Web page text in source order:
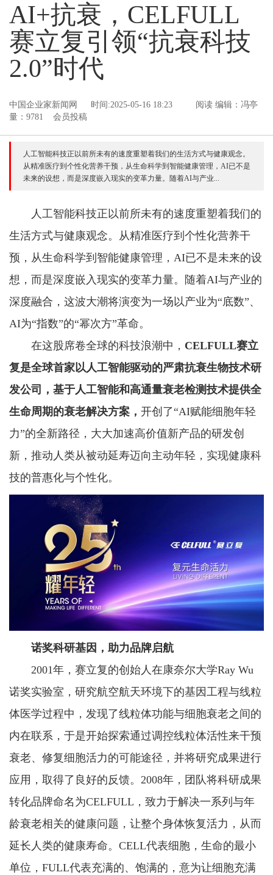
AI+抗衰，CELFULL
赛立复引领“抗衰科技
2.0”时代
中国企业家新闻网 时间:2025-05-16 18:23 编辑：冯亭
阅读
量：9781 会员投稿
人工智能科技正以前所未有的速度重塑着我们的生活方式与健康观念。
从精准医疗到个性化营养干预，从生命科学到智能健康管理，AI已不是
未来的设想，而是深度嵌入现实的变革力量。随着AI与产业...
人工智能科技正以前所未有的速度重塑着我们的
生活方式与健康观念。从精准医疗到个性化营养干
预，从生命科学到智能健康管理，AI已不是未来的设
想，而是深度嵌入现实的变革力量。随着AI与产业的
深度融合，这波大潮将演变为一场以产业为“底数”、
AI为“指数”的“幂次方”革命。
在这股席卷全球的科技浪潮中， CELFULL赛立
复是全球首家以人工智能驱动的严肃抗衰生物技术研
发公司，基于人工智能和高通量衰老检测技术提供全
生命周期的衰老解决方案 ， 开创了“AI赋能细胞年轻
力”的全新路径，大大加速高价值新产品的研发创
新，推动人类从被动延寿迈向主动年轻，实现健康科
技的普惠化与个性化。
诺奖科研基因 ， 助力品牌启航
2001年，赛立复的创始人在康奈尔大学Ray Wu
诺奖实验室，研究航空航天环境下的基因工程与线粒
体医学过程中，发现了线粒体功能与细胞衰老之间的
内在联系，于是开始探索通过调控线粒体活性来干预
衰老、修复细胞活力的可能途径，并将研究成果进行
应用，取得了良好的反馈。2008年，团队将科研成果
转化品牌命名为CELFULL，致力于解决一系列与年
龄衰老相关的健康问题，让整个身体恢复活力，从而
延长人类的健康寿命。CELL代表细胞，生命的最小
单位，FULL代表充满的、饱满的，意为让细胞充满